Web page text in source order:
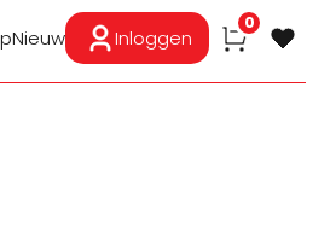
Nieuw Inloggen
0